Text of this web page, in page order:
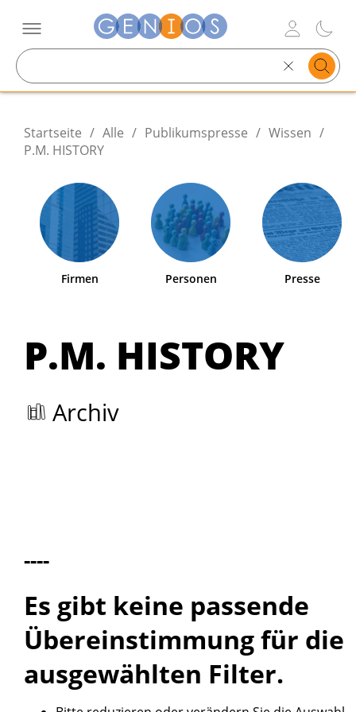
text
Startseite / Alle / Publikumspresse / Wissen /
P.M. HISTORY
Firmen Personen Presse
P.M. HISTORY
Archiv
----
Es gibt keine passende
Übereinstimmung für die
ausgewählten Filter.